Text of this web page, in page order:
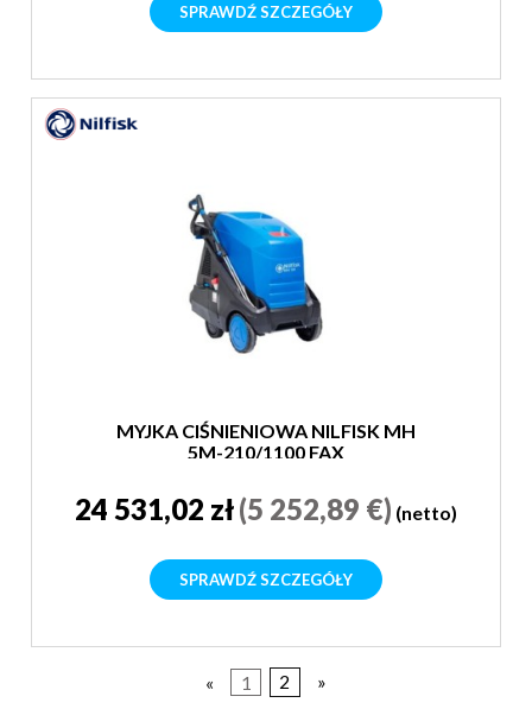
SPRAWDŹ SZCZEGÓŁY
MYJKA CIŚNIENIOWA NILFISK MH
5M-210/1100 FAX
24 531,02 zł(5 252,89 €) (netto)
SPRAWDŹ SZCZEGÓŁY
« 1 2 »